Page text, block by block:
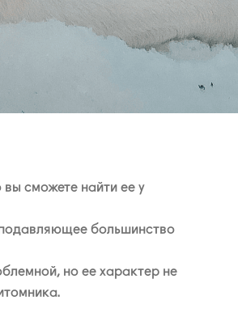
сможете найти ее у
большинство
но ее характер не